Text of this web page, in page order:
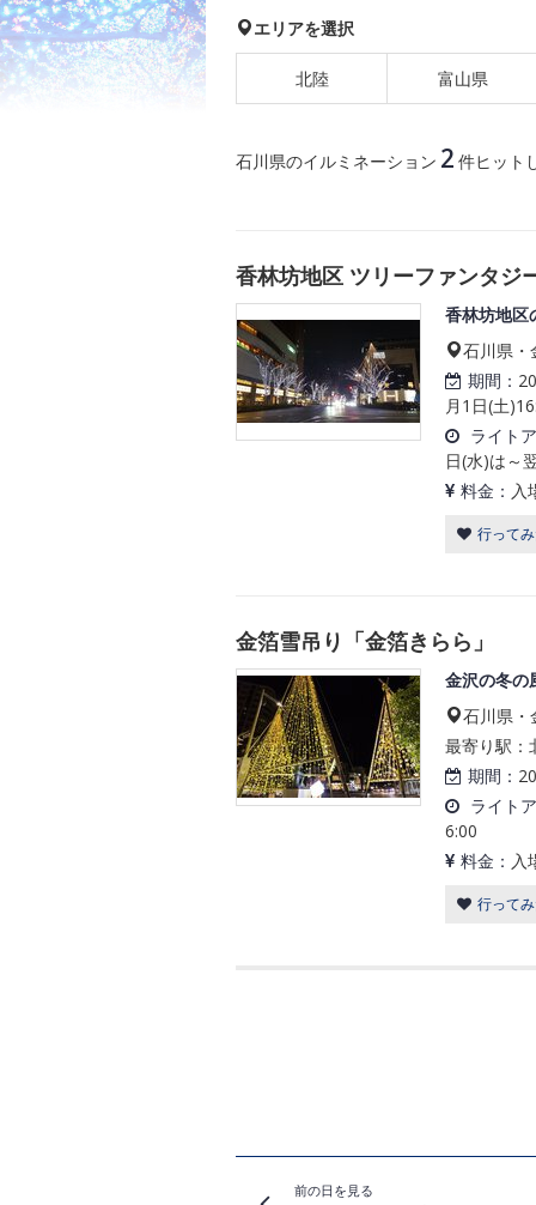
エリアを選択
北陸 富山県
石川県のイルミネーション 2 件ヒット
香林坊地区 ツリーファンタジ
香林坊地区
石川県・
期間：
月1日(土
ライト
日(水)は～
料金： 入
行ってみ
金箔雪吊り「金箔きらら」
金沢の冬の
石川県・
最寄り駅：
期間：
ライト
6:00
料金： 入
行ってみ
前の日を見る